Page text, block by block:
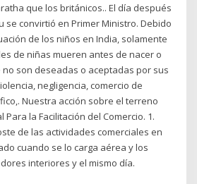
que los británicos.. El día después
se convirtió en Primer Ministro. Debido
de los niños en India, solamente
de niñas mueren antes de nacer o
son deseadas o aceptadas por sus
negligencia, comercio de
Nuestra acción sobre el terreno
Para la Facilitación del Comercio. 1.
de las actividades comerciales en
cuando se lo carga aérea y los
interiores y el mismo día.